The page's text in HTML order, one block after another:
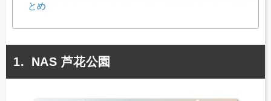
とめ
NAS 芦花公園